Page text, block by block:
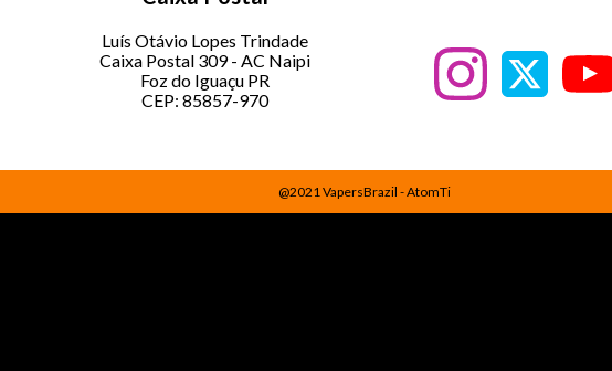
Luís Otávio Lopes Trindade
Caixa Postal 309 - AC Naipi
Foz do Iguaçu PR
CEP: 85857-970
@2021 VapersBrazil - AtomTi